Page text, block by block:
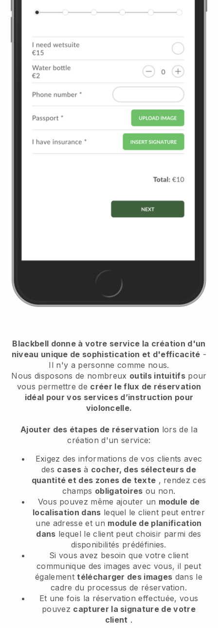
Blackbell donne à votre service la création d'un
niveau unique de sophistication et d'efficacité -
Il n'y a personne comme nous.
Nous disposons de nombreux outils intuitifs pour
vous permettre de créer le flux de réservation
idéal pour vos services d’instruction pour
violoncelle.
Ajouter des étapes de réservation lors de la
création d'un service:
Exigez des informations de vos clients avec
des casesà cocher, des sélecteurs de
quantité et des zones de texte , rendez ces
champs obligatoires ou non.
Vous pouvez même ajouter un module de
localisation dans lequel le client peut entrer
une adresse et un module de planification
dans lequel le client peut choisir parmi des
disponibilités prédéfinies.
Si vous avez besoin que votre client
communique des images avec vous, il peut
égalementtélécharger des images dans le
cadre du processus de réservation.
Et une fois la réservation effectuée, vous
pouvez capturer la signature de votre
client .